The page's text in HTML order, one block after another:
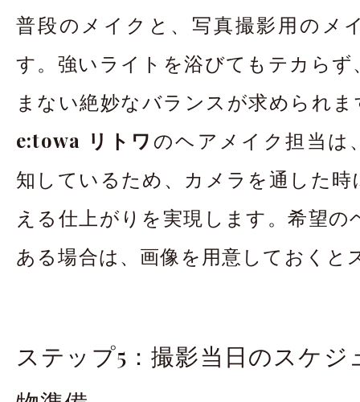
普段のメイクと、写真撮影用のメ
す。強いライトを浴びてもテカらず
まない絶妙なバランスが求められま
e:towa リトワ のヘアメイク担当は
知しているため、カメラを通した時
える仕上がりを実現します。希望
ある場合は、画像を用意しておくと
ステップ5：撮影当日のスケジ